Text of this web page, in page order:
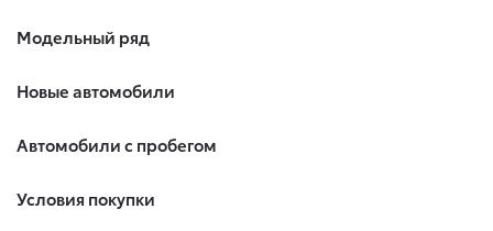
Модельный ряд
Новые автомобили
Автомобили с пробегом
Условия покупки